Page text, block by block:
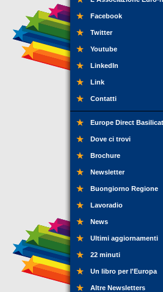
Facebook
Twitter
Youtube
LinkedIn
Link
Contatti
Europe Direct
Dove ci trovi
Brochure
Newsletter
Buongiorno Regione
Lavoradio
News
Ultimi aggiornamenti
22 minuti
Un libro per l'Europa
Altre Newsletters